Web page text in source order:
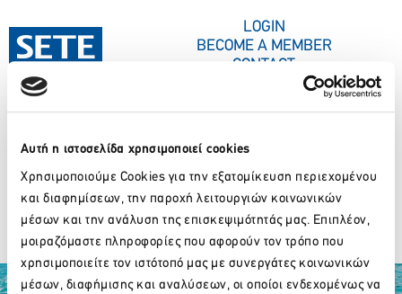
Αυτή η ιστοσελίδα χρησιμοποιεί cookies
Χρησιμοποιούμε Cookies για την εξατομίκευση περιεχομένου
και διαφημίσεων, την παροχή λειτουργιών κοινωνικών
μέσων και την ανάλυση της επισκεψιμότητάς μας. Επιπλέον,
μοιραζόμαστε πληροφορίες που αφορούν τον τρόπο που
χρησιμοποιείτε τον ιστότοπό μας με συνεργάτες κοινωνικών
μέσων, διαφήμισης και αναλύσεων, οι οποίοι ενδεχομένως να
LOGIN
BECOME A MEMBER
CONTACT
Eftichios Vassilakis